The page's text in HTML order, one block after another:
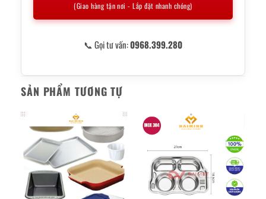
(Giao hàng tận nơi - Lắp đặt nhanh chóng)
📞 Gọi tư vấn:0968.399.280
SẢN PHẨM TƯƠNG TỰ